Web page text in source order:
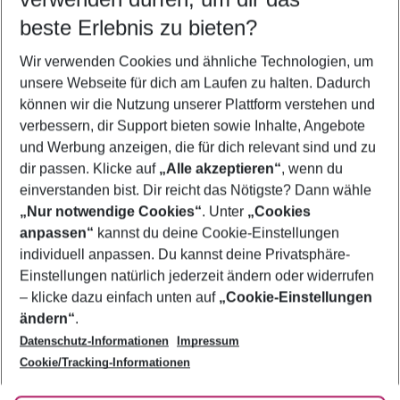
Frübucher Angebote Agios Nikolaos für 2026
Last Minute Agios Nikolaos
Pauschalreisen Agios Nikolaos
Familienurlaub Agios Nikolaos
Flug & Hotel Agios Nikolaos
Footer
Footer navigation
Über uns
AGB
Bestpreisgarantie
Cookie-Einstellungen ändern
Cookie-Richtlinie
Agenturbetreuung
Barrierefreies Reisen
Folge uns
beste Erlebnis zu bieten?
Wir verwenden Cookies und ähnliche Technologien, um
unsere Webseite für dich am Laufen zu halten. Dadurch
können wir die Nutzung unserer Plattform verstehen und
verbessern, dir Support bieten sowie Inhalte, Angebote
und Werbung anzeigen, die für dich relevant sind und zu
dir passen. Klicke auf „Alle akzeptieren“, wenn du
einverstanden bist. Dir reicht das Nötigste? Dann wähle
„Nur notwendige Cookies“. Unter „Cookies
anpassen“ kannst du deine Cookie-Einstellungen
individuell anpassen. Du kannst deine Privatsphäre-
Einstellungen natürlich jederzeit ändern oder widerrufen
– klicke dazu einfach unten auf „Cookie-Einstellungen
ändern“.
Datenschutz-Informationen
Impressum
Cookie/Tracking-Informationen